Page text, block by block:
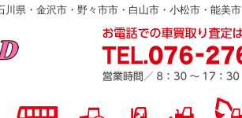
県・金沢市・野々市市・白山市・小松市・能美市